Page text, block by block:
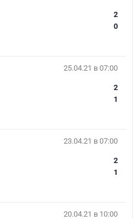
2
0
25.04.21 в 07:00
2
1
23.04.21 в 07:00
2
1
20.04.21 в 10:00